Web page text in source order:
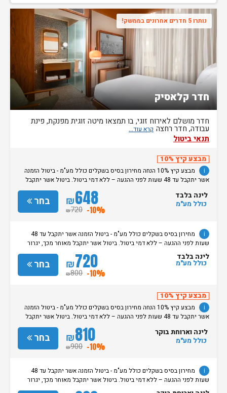
נותרו 5 חדרים אחרונים בממשק!
חדר קלאסיק
חדר מושלם לאירוח זוגי, בו תמצאו מיטה זוגית מפנקת, פינת
עבודה, חדר רחצה
תנאי ביטול
מבצע קיץ 10%
i
מבצע קיץ 10% הנחה מחירון בסיס בשקלים כולל מע"מ - ביטול הזמנה
אשר יתקבל עד 48 שעות לפני ההגעה – ללא דמי ביטול. ביטול אשר יתקבל
מאוחר מכך, יגרור חיוב בסך 50% מעלות ההזמנה. אי הגעה ללא כל הודעה
מוקדמת תגרור חיוב בסך 100% מעלות ההזמנה. מדיניות קבלת/עזיבת חדרים:
שעת קבלת החדרים הינה החל מהשעה 15:00. בימי שבת / חג: קבלת חדרים
החל מצאת השבת/החג. שעת עזיבת חדרים בכל ימות השבוע עד השעה 11:00.
בחר ₪648
₪720 -10%
לינה בלבד
כולל מע"מ
i
מחירון בסיס בשקלים כולל מע"מ - ביטול הזמנה אשר יתקבל עד 48
שעות לפני ההגעה – ללא דמי ביטול. ביטול אשר יתקבל מאוחר מכך, יגרור
חיוב בסך 50% מעלות ההזמנה. אי הגעה ללא כל הודעה מוקדמת תגרור חיוב
בסך 100% מעלות ההזמנה. מדיניות קבלת/עזיבת חדרים: שעת קבלת החדרים
הינה החל מהשעה 15:00. בימי שבת / חג: קבלת חדרים החל מצאת
השבת/החג. שעת עזיבת חדרים בכל ימות השבוע עד השעה 11:00. בימי שבת/
בחר ₪720
₪800 -10%
לינה בלבד
כולל מע"מ
מבצע קיץ 10%
i
מבצע קיץ 10% הנחה מחירון בסיס בשקלים כולל מע"מ - ביטול הזמנה
אשר יתקבל עד 48 שעות לפני ההגעה – ללא דמי ביטול. ביטול אשר יתקבל
מאוחר מכך, יגרור חיוב בסך 50% מעלות ההזמנה. אי הגעה ללא כל הודעה
מוקדמת תגרור חיוב בסך 100% מעלות ההזמנה. מדיניות קבלת/עזיבת חדרים:
שעת קבלת החדרים הינה החל מהשעה 15:00. בימי שבת / חג: קבלת חדרים
החל מצאת השבת/החג. שעת עזיבת חדרים בכל ימות השבוע עד השעה 11:00.
בחר ₪810
₪900 -10%
לינה וארוחת בוקר
כולל מע"מ
i
מחירון בסיס בשקלים כולל מע"מ - ביטול הזמנה אשר יתקבל עד 48
שעות לפני ההגעה – ללא דמי ביטול. ביטול אשר יתקבל מאוחר מכך, יגרור
חיוב בסך 50% מעלות ההזמנה. אי הגעה ללא כל הודעה מוקדמת תגרור חיוב